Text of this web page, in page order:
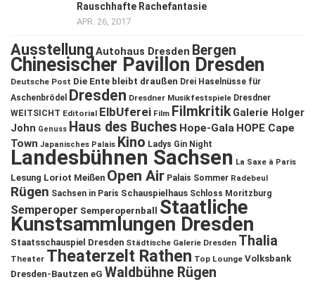
Rauschhafte Rachefantasie
APR. 26, 2017
Ausstellung Autohaus Dresden Bergen
Chinesischer Pavillon Dresden
Deutsche Post Die Ente bleibt draußen Drei Haselnüsse für
Aschenbrödel
Dresden Dresdner Musikfestspiele Dresdner
WEITSICHT Editorial ElbUferei Film Filmkritik Galerie Holger
John Genuss Haus des Buches Hope-Gala HOPE Cape
Town Japanisches Palais Kino Ladys Gin Night
Landesbühnen Sachsen La Saxe à Paris
Lesung Loriot Meißen Open Air Palais Sommer Radebeul
Rügen Sachsen in Paris Schauspielhaus Schloss Moritzburg
Semperoper Semperopernball Staatliche
Kunstsammlungen Dresden
Staatsschauspiel Dresden Städtische Galerie Dresden Thalia
Theater Theaterzelt Rathen Top Lounge Volksbank
Dresden-Bautzen eG Waldbühne Rügen